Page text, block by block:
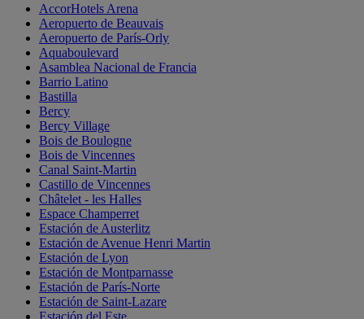
AccorHotels Arena
Aeropuerto de Beauvais
Aeropuerto de París-Orly
Aquaboulevard
Asamblea Nacional de Francia
Barrio Latino
Bastilla
Bercy
Bercy Village
Bois de Boulogne
Bois de Vincennes
Canal Saint-Martin
Castillo de Vincennes
Châtelet - les Halles
Espace Champerret
Estación de Austerlitz
Estación de Avenue Henri Martin
Estación de Lyon
Estación de Montparnasse
Estación de París-Norte
Estación de Saint-Lazare
Estación del Este